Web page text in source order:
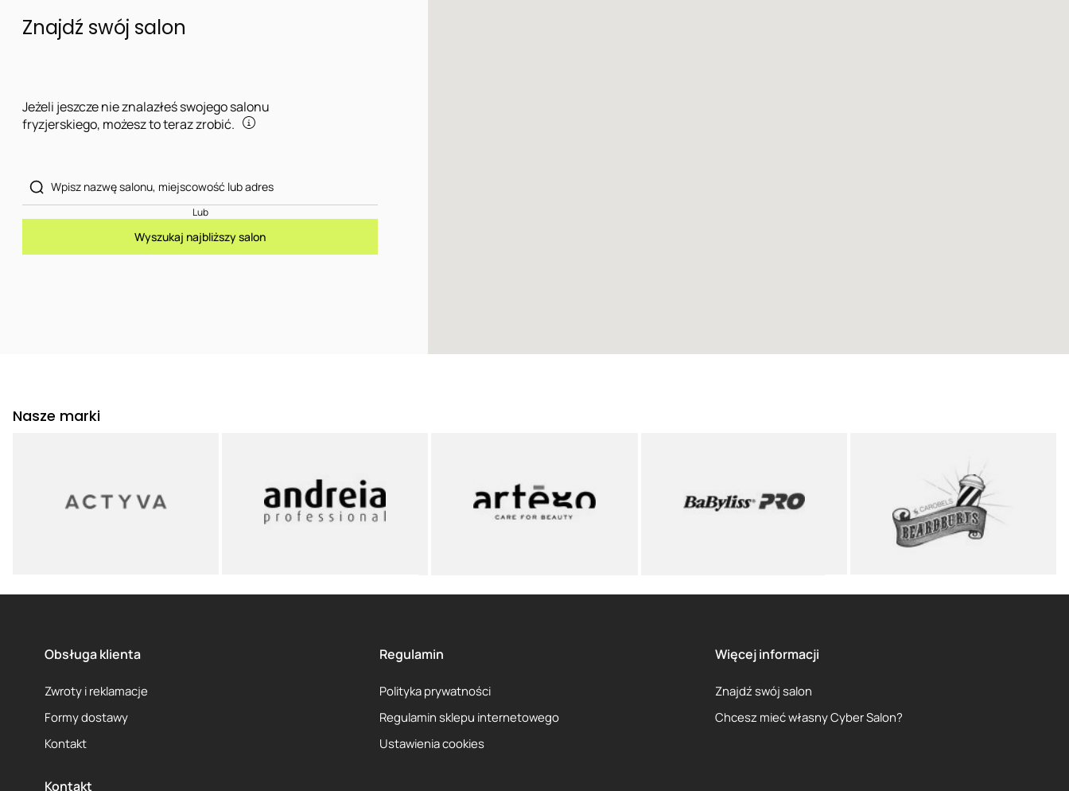
Znajdź swój salon
Jeżeli jeszcze nie znalazłeś swojego salonu
fryzjerskiego, możesz to teraz zrobić.
Lub
Wyszukaj najbliższy salon
Nasze marki
Obsługa klienta
Zwroty i reklamacje
Formy dostawy
Kontakt
Regulamin
Polityka prywatności
Regulamin sklepu internetowego
Ustawienia cookies
Więcej informacji
Znajdź swój salon
Chcesz mieć własny Cyber Salon?
Kontakt